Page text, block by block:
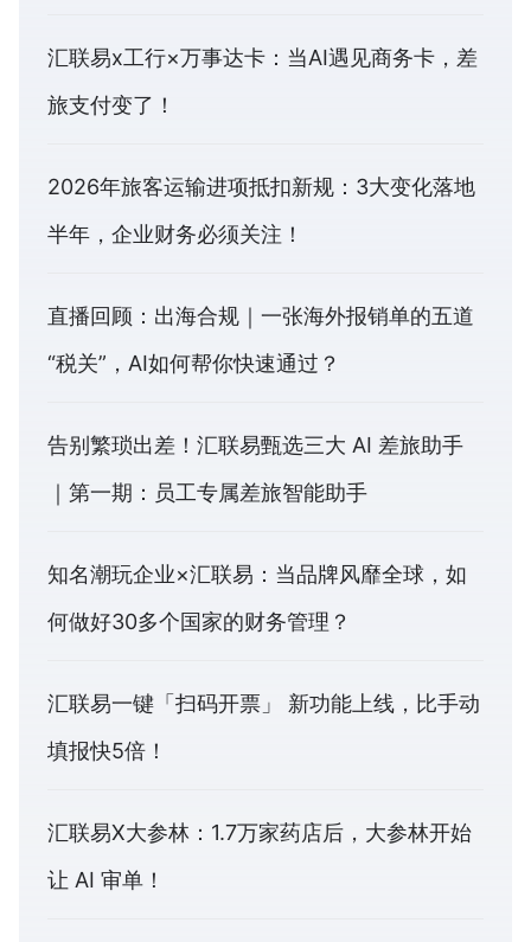
汇联易x工行×万事达卡：当AI遇见商务卡，差
旅支付变了！
2026年旅客运输进项抵扣新规：3大变化落地
半年，企业财务必须关注！
直播回顾：出海合规｜一张海外报销单的五道
“税关”，AI如何帮你快速通过？
告别繁琐出差！汇联易甄选三大 AI 差旅助手
｜第一期：员工专属差旅智能助手
知名潮玩企业×汇联易：当品牌风靡全球，如
何做好30多个国家的财务管理？
汇联易一键「扫码开票」 新功能上线，比手动
填报快5倍！
汇联易X大参林：1.7万家药店后，大参林开始
让 AI 审单！